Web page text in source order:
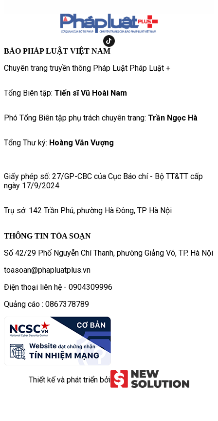
BÁO PHÁP LUẬT VIỆT NAM
Chuyên trang truyền thông Pháp Luật Pháp Luật +
Tổng Biên tập: Tiến sĩ Vũ Hoài Nam
Phó Tổng Biên tập phụ trách chuyên trang: Trần Ngọc Hà
Tổng Thư ký: Hoàng Văn Vượng
Giấy phép số: 27/GP-CBC của Cục Báo chí - Bộ TT&TT cấp
ngày 17/9/2024
Trụ sở: 142 Trần Phú, phường Hà Đông, TP Hà Nội
THÔNG TIN TÒA SOẠN
Số 42/29 Phố Nguyễn Chí Thanh, phường Giảng Võ, TP. Hà Nội
toasoan@phapluatplus.vn
Điện thoại liên hệ - 0904309996
Quảng cáo : 0867378789
Thiết kế và phát triển bởi